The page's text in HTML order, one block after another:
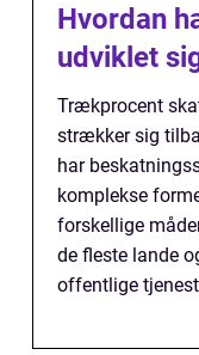
Hvordan
udviklet
Trækprocent
strækker sig
har
komplekse
forskellige
de fleste lande
offentlige